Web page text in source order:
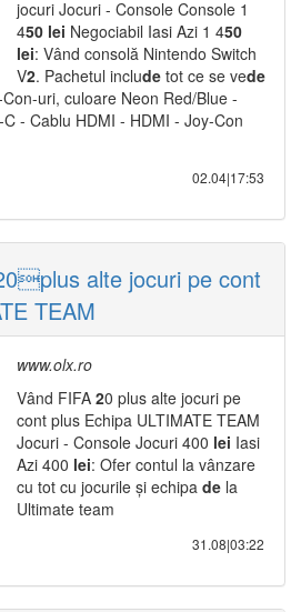
jocuri Jocuri - Console Console 1
450 lei Negociabil Iasi Azi 1 450
lei: Vând consolă Nintendo Switch
V2. Pachetul include tot ce se vede
uri, culoare Neon Red/Blue -
- Cablu HDMI - HDMI - Joy-Con
02.04|17:53
alte jocuri pe cont
TEAM
www.olx.ro
Vând FIFA 20 plus alte jocuri pe
cont plus Echipa ULTIMATE TEAM
Jocuri - Console Jocuri 400 lei Iasi
Azi 400 lei: Ofer contul la vânzare
cu tot cu jocurile și echipa de la
Ultimate team
31.08|03:22